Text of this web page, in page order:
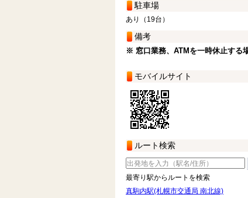
駐車場
あり（19台）
備考
※ 窓口業務、ATMを一時休止する
モバイルサイト
ルート検索
最寄り駅からルートを検索
真駒内駅(札幌市交通局 南北線)